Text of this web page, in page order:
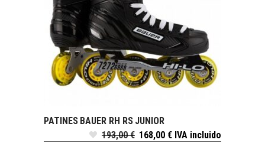
SELECCIONAR OPCIONES
PATINES BAUER RH RS JUNIOR
193,00€ 168,00 € IVA incluido